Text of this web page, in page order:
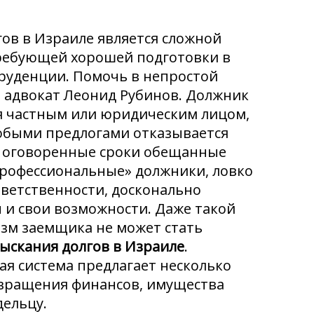
в Израиле является сложной
хорошей подготовки в
Помочь в непростой
адвокат Леонид Рубинов. Должник
частным или юридическим лицом,
предлогами отказывается
сроки обещанные
должники, ловко
досконально
свои возможности. Даже такой
заемщика не может стать
долгов в Израиле.
система предлагает несколько
финансов, имущества